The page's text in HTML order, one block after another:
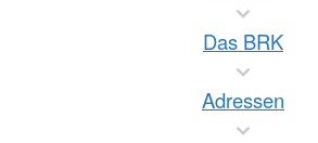
Das BRK
Adressen